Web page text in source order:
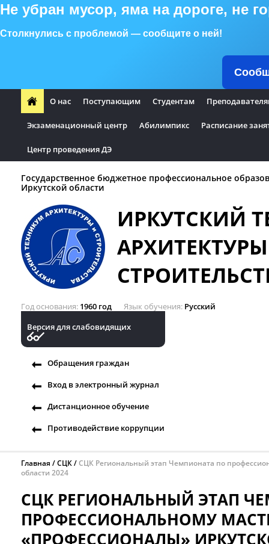
Не убран мусор, яма на дороге, не
Столкнулись с проблемой — сообщите о ней!
О нас Поступающим Студентам
Экзаменационный центр Абилимпикс Расписание
Центр проведения ДЭ
Государственное бюджетное профессиональное
Иркутской области
ИРКУТСКИЙ
Год основания 1960 год Язык обучения Русский
Версия для слабовидящих
Обращения граждан
Вход в электронный журнал
Дистанционное обучение
Противодействие коррупции
Главная СЦК
СЦК Региональный этап Чемпионата по
области 2024
СЦК РЕГИОНАЛЬНЫЙ ЭТАП
ПРОФЕССИОНАЛЬНОМУ
«ПРОФЕССИОНАЛЫ»